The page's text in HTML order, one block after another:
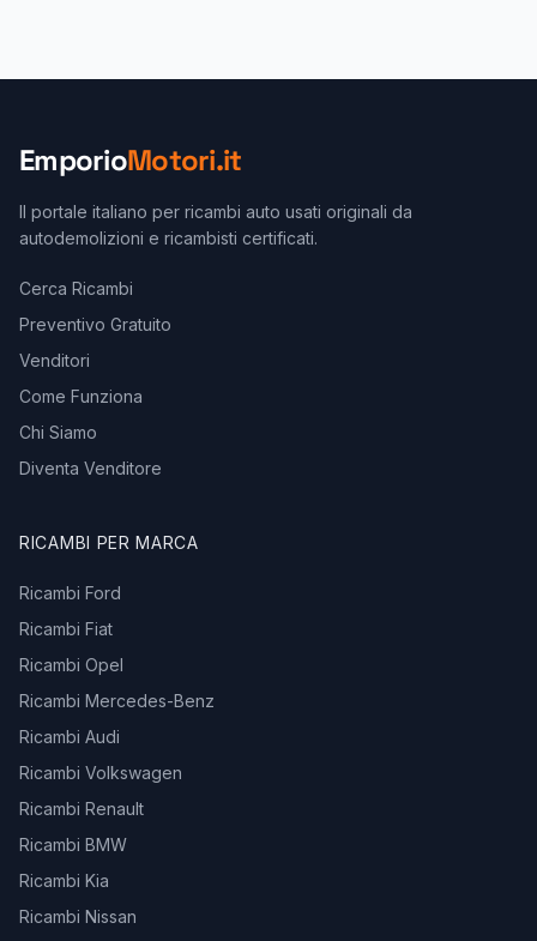
EmporioMotori.it
Il portale italiano per ricambi auto usati originali da
autodemolizioni e ricambisti certificati.
Cerca Ricambi
Preventivo Gratuito
Venditori
Come Funziona
Chi Siamo
Diventa Venditore
RICAMBI PER MARCA
Ricambi Ford
Ricambi Fiat
Ricambi Opel
Ricambi Mercedes-Benz
Ricambi Audi
Ricambi Volkswagen
Ricambi Renault
Ricambi BMW
Ricambi Kia
Ricambi Nissan